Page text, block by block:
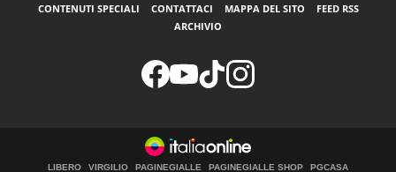
CONTENUTI SPECIALI CONTATTACI MAPPA DEL SITO
FEED RSS
ARCHIVIO
LIBERO VIRGILIO PAGINEGIALLE PAGINEGIALLE SHOP PGCASA